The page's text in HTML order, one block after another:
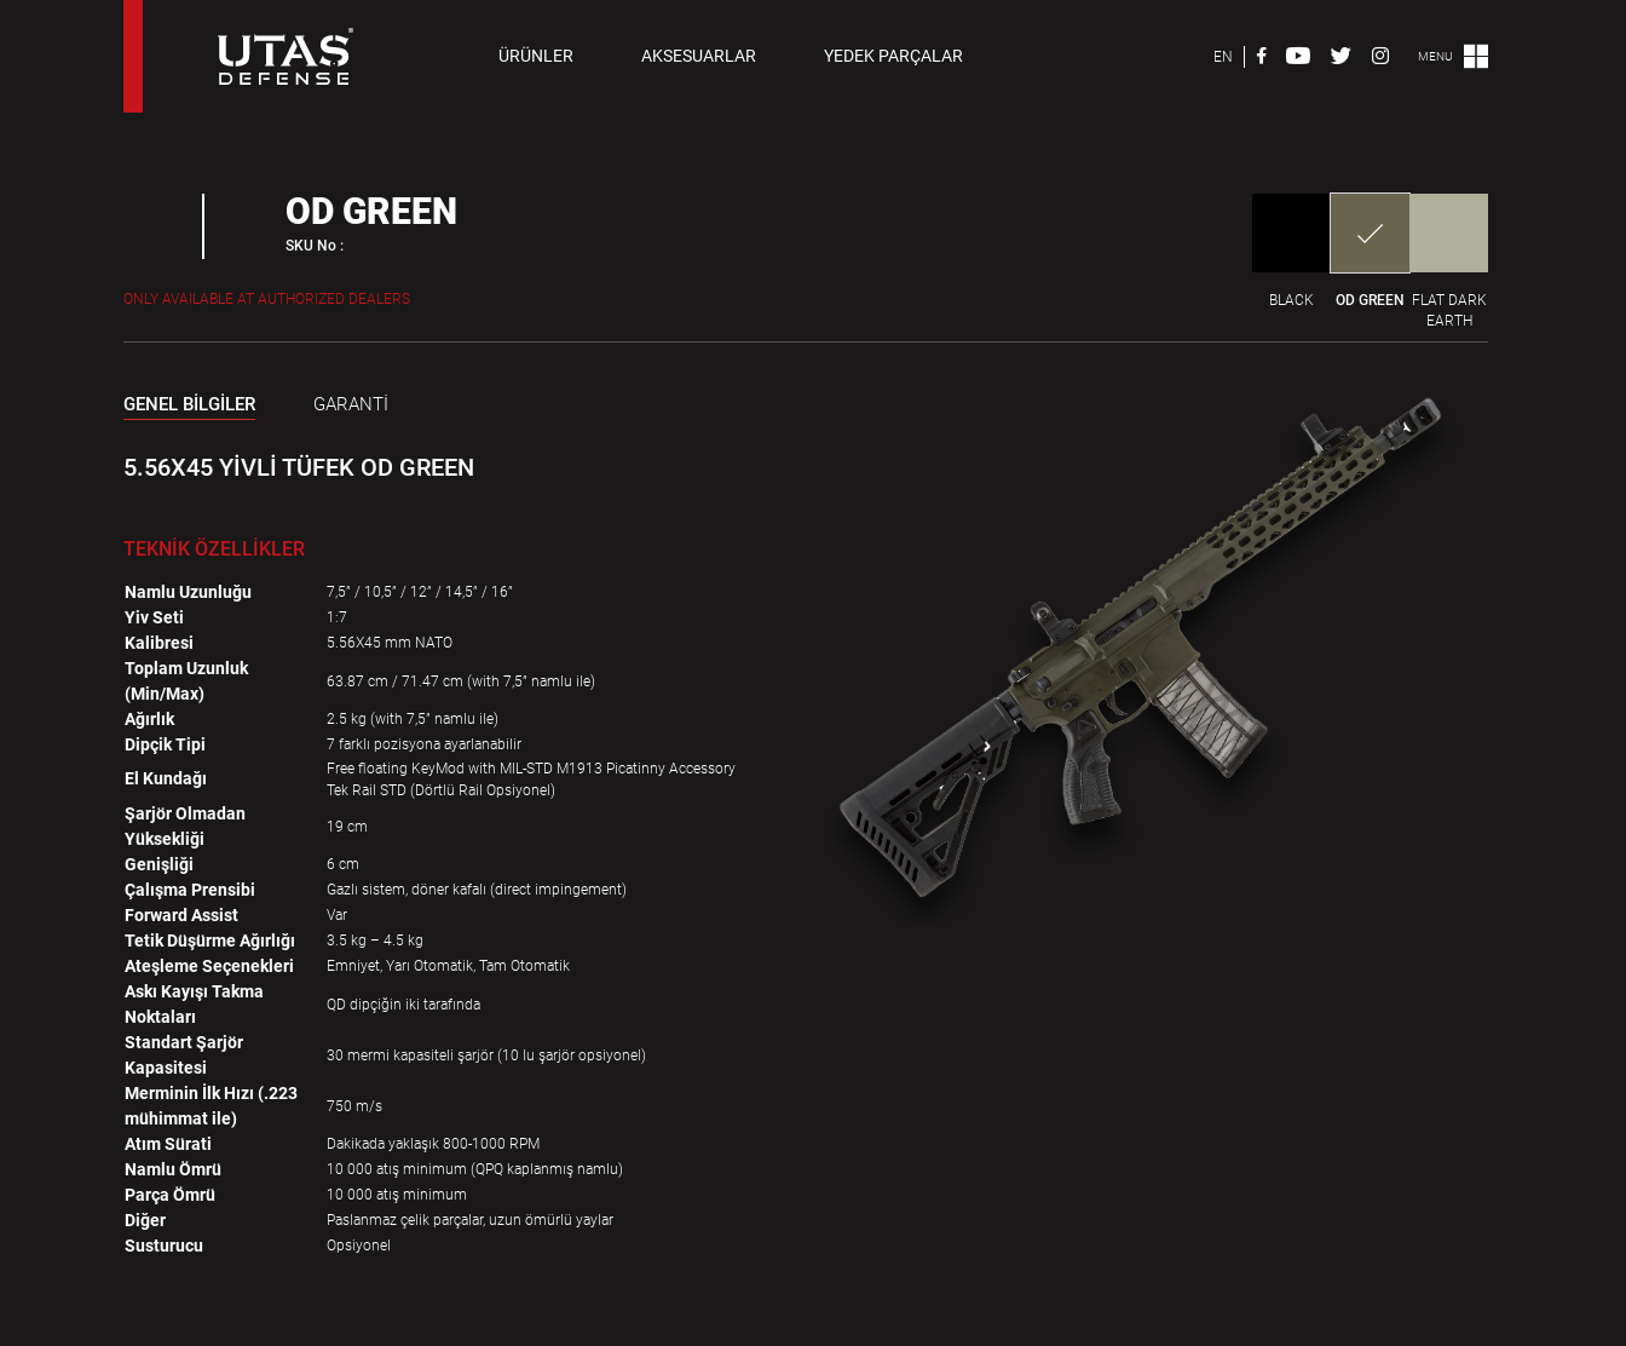
ÜRÜNLER
9 MM TABANCALARAKSESUARLAR YEDEK PARÇALAR EN MENU
OD GREEN
SKU No :
ONLY AVAILABLE AT AUTHORIZED DEALERS BLACK OD GREEN
FLAT DARK
EARTH
GENEL BİLGİLER GARANTİ
5.56X45 YİVLİ TÜFEK OD GREEN
TEKNİK ÖZELLİKLER
Namlu Uzunluğu 7,5” / 10,5” / 12” / 14,5” / 16”
Yiv Seti 1:7
Kalibresi 5.56X45 mm NATO
Toplam Uzunluk
(Min/Max)
63.87 cm / 71.47 cm (with 7,5” namlu ile)
Ağırlık 2.5 kg (with 7,5” namlu ile)
Dipçik Tipi 7 farklı pozisyona ayarlanabilir
El Kundağı
Free floating KeyMod with MIL-STD M1913 Picatinny Accessory
Tek Rail STD (Dörtlü Rail Opsiyonel)
Şarjör Olmadan
Yüksekliği
19 cm
Genişliği 6 cm
Çalışma Prensibi Gazlı sistem, döner kafalı (direct impingement)
Forward Assist Var
Tetik Düşürme Ağırlığı 3.5 kg – 4.5 kg
Ateşleme Seçenekleri Emniyet, Yarı Otomatik, Tam Otomatik
Askı Kayışı Takma
Noktaları
QD dipçiğin iki tarafında
Standart Şarjör
Kapasitesi
30 mermi kapasiteli şarjör (10 lu şarjör opsiyonel)
Merminin İlk Hızı (.223
mühimmat ile)
750 m/s
Atım Sürati Dakikada yaklaşık 800-1000 RPM
Namlu Ömrü 10 000 atış minimum (QPQ kaplanmış namlu)
Parça Ömrü 10 000 atış minimum
Diğer Paslanmaz çelik parçalar, uzun ömürlü yaylar
Susturucu Opsiyonel